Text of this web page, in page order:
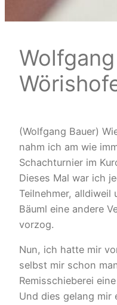
(Wolfgang Bauer)
nahm ich am wie
Schachturnier im
Dieses Mal war ich
Teilnehmer, alldiweil
Bäuml eine andere
vorzog.
Nun, ich hatte mir
selbst mir schon
Remisschieberei
Und dies gelang mir